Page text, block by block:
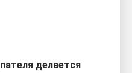
делается